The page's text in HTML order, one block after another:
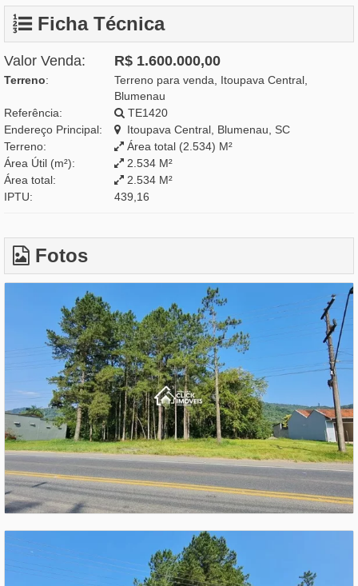
Ficha Técnica
Valor Venda: R$ 1.600.000,00
Terreno:
Terreno para venda, Itoupava Central,
Blumenau
Referência:
TE1420
Endereço Principal:
Itoupava Central, Blumenau, SC
Terreno:
Área total (2.534) M²
Área Útil (m²):
2.534 M²
Área total:
2.534 M²
IPTU:
439,16
Fotos